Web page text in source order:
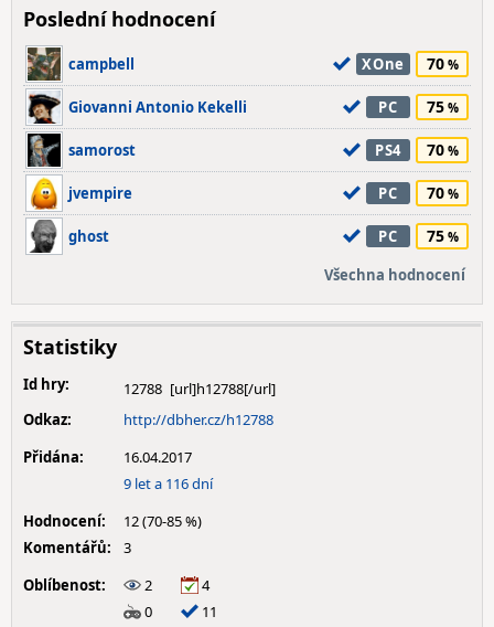
Poslední hodnocení
campbell XOne 70
Giovanni Antonio Kekelli PC 75
samorost PS4 70
jvempire PC 70
ghost PC 75
Všechna hodnocení
Statistiky
Id hry:
12788
Odkaz:
http://dbher.cz/h12788
Přidána:
16.04.2017
9 let a 116 dní
Hodnocení:
12 (70-85 %)
Komentářů:
3
Oblíbenost:
2
4
0
11